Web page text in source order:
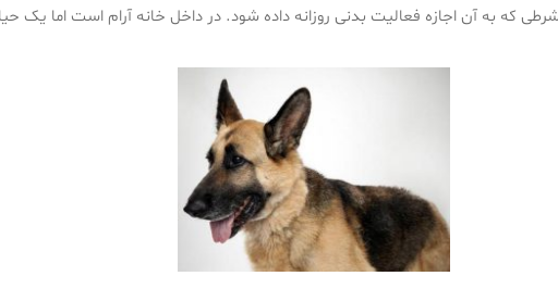
که به آن اجازه فعالیت بدنی روزانه داده شود. در داخل خانه آرام است اما یک